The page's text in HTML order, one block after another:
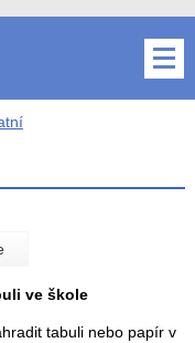
ve škole
tabuli nebo papír v